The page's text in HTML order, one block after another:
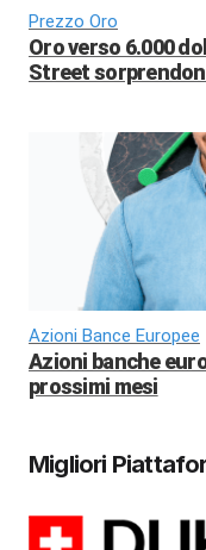
Prezzo Oro
Oro verso 6.000
Street
Azioni Bance Europee
Azioni banche
prossimi mesi
Migliori